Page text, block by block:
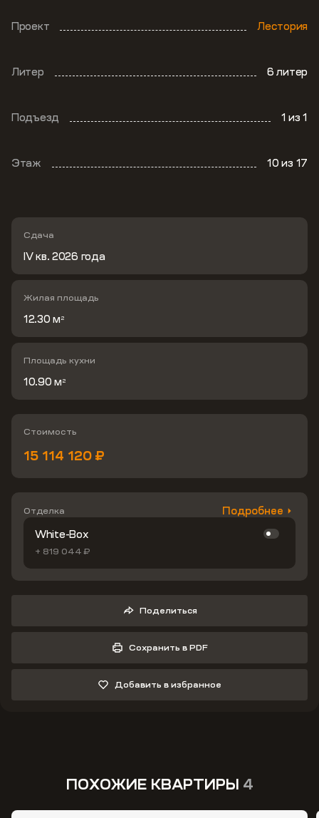
Проект Лестория
Литер 6 литер
Подъезд 1из 1
Этаж 10из 17
Сдача
IV кв. 2026 года
Жилая площадь
12.30 м 2
Площадь кухни
10.90 м 2
Стоимость
15 114 120 ₽
Отделка Подробнее
White-Box
+ 819 044 ₽
Поделиться
Сохранить в PDF
Добавить в избранное
ПОХОЖИЕ КВАРТИРЫ 4